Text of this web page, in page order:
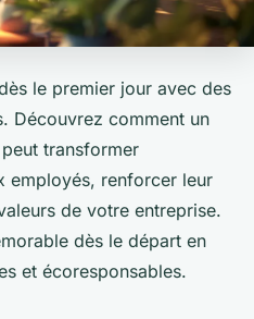
le premier jour avec des
Découvrez comment un
transformer
employés, renforcer leur
de votre entreprise.
dès le départ en
et écoresponsables.